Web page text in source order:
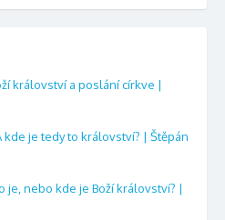
království a poslání církve |
kde je tedy to království? | Štěpán
je, nebo kde je Boží království? |